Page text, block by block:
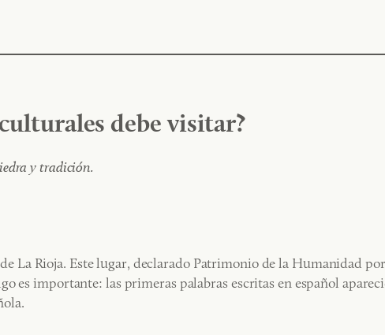
debe visitar?
y tradición.
La Rioja. Este lugar, declarado Patrimonio de la Humanidad
es importante: las primeras palabras escritas en español